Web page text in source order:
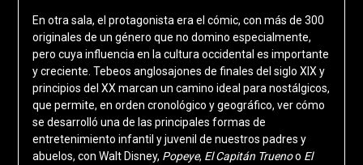
En otra sala, el protagonista era el cómic, con más de 300
originales de un género que no domino especialmente,
pero cuya influencia en la cultura occidental es importante
y creciente. Tebeos anglosajones de finales del siglo XIX y
principios del XX marcan un camino ideal para nostálgicos,
que permite, en orden cronológico y geográfico, ver cómo
se desarrolló una de las principales formas de
entretenimiento infantil y juvenil de nuestros padres y
abuelos, con Walt Disney, Popeye, El Capitán Truenoo El